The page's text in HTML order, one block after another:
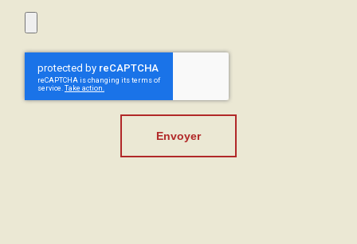
Envoyer